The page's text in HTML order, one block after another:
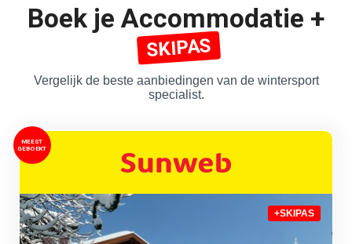
Boek je Accommodatie +
SKIPAS
Vergelijk de beste aanbiedingen van de wintersport
specialist.
MEEST
GEBOEKT
+SKIPAS